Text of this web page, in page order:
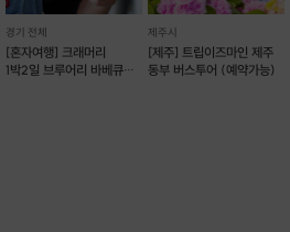
경기 전체
[혼자여행] 크래머리
1박2일 브루어리 바베큐
제주시
[제주] 트립이즈마인 제주
동부 버스투어 (예약가능)